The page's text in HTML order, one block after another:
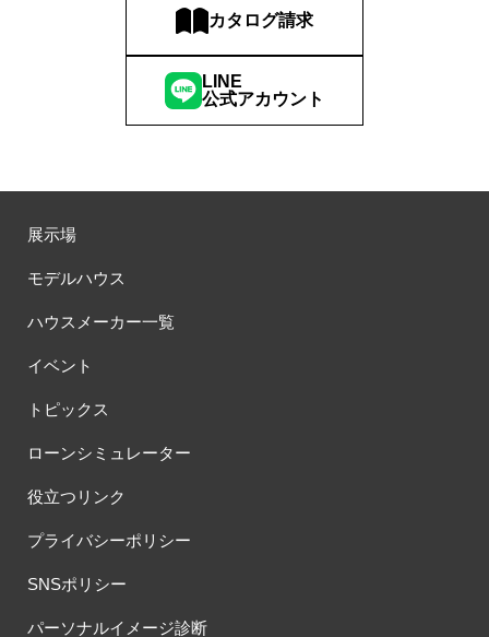
カタログ請求
LINE
公式アカウント
展示場
モデルハウス
ハウスメーカー一覧
イベント
トピックス
ローンシミュレーター
役立つリンク
プライバシーポリシー
SNSポリシー
パーソナルイメージ診断